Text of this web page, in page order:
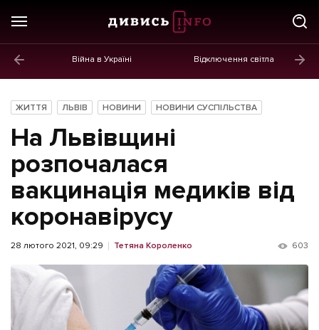
Війна в Україні Відключення світла
Новини
Політика
Економіка
Бізнес
Життя
Культура
Афіша
ІНШЕ
ЖИТТЯ ЛЬВІВ НОВИНИ НОВИНИ СУСПІЛЬСТВА
На Львівщині
розпочалася
вакцинація медиків від
коронавірусу
28 лютого 2021, 09:29 Тетяна Короленко 603